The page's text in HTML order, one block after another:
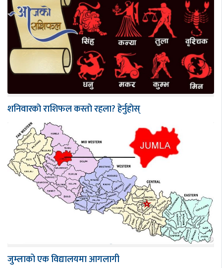
शनिवारकाे राशिफल कस्ताे रहला? हेर्नुहाेस्
जुम्लाको एक विद्यालयमा आगलागी